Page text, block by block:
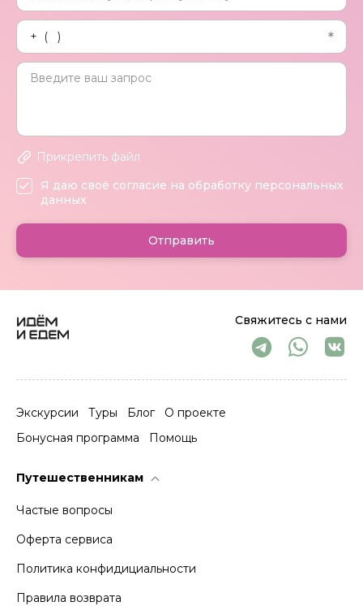
Свяжитесь с нами
Экскурсии Туры Блог
О проекте
Бонусная программа
Помощь
Путешественникам
Частые вопросы
Оферта сервиса
Политика конфидициальности
Правила возврата
Прикрепить файл
Я даю своё согласие на обработку персональных
данных
Отправить